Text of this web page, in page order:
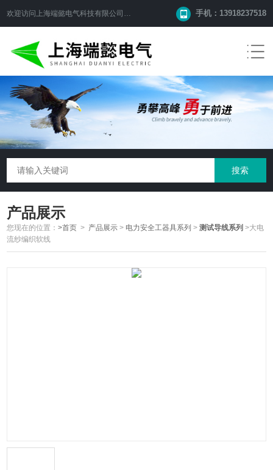
欢迎访问 上海端懿电气科技有限公司 网站！ 手机：13918237518
产品展示
您现在的位置：>首页 > 产品展示 > 电力安全工器具系列 >测试导线系列 >大电
流纱编织软线